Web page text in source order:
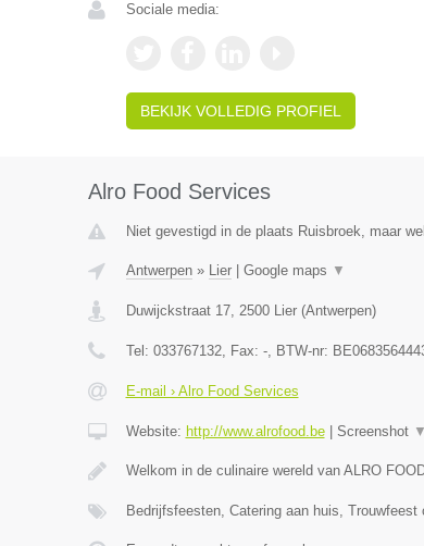
Sociale media:
BEKIJK VOLLEDIG PROFIEL
Alro Food Services
Niet gevestigd in de plaats Ruisbroek, maar
Antwerpen» Lier| Google maps ▼
Duwijckstraat 17, 2500 Lier(Antwerpen)
Tel: 033767132, Fax: -, BTW-nr:
E-mail › Alro Food Services
Website: http://www.alrofood.be| Screenshot ▼
Welkom in de culinaire wereld van ALRO
Bedrijfsfeesten, Catering aan huis,